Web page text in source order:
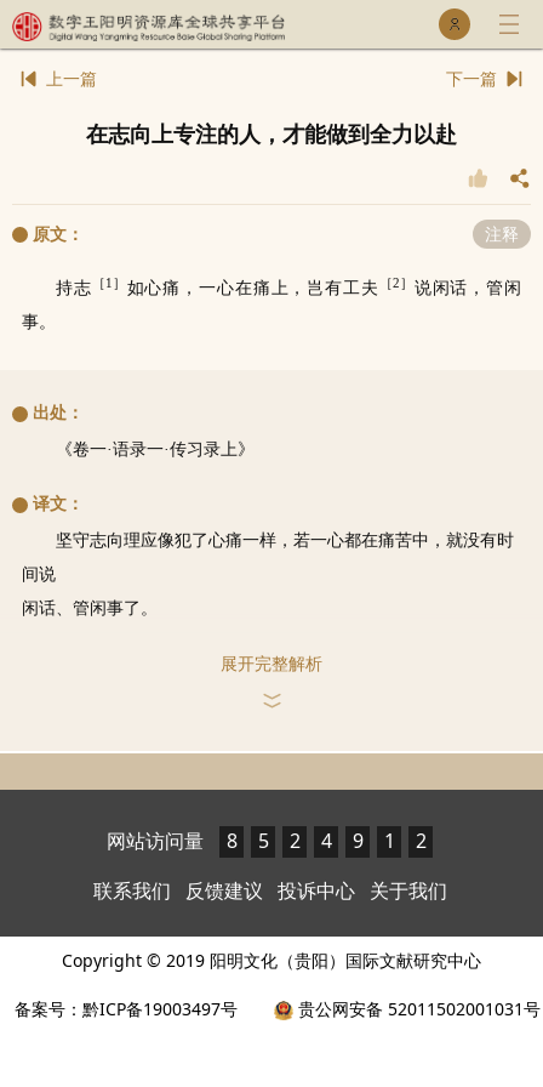
乐童库
专家库
在志向上专注的人，才能做到全力以赴
原文： 注释
持志 ［1］ 如心痛，一心在痛上，岂有工夫 ［2］
说闲话，管闲
事。
出处：
《卷一·语录一·传习录上》
译文：
坚守志向理应像犯了心痛一样，若一心都在痛苦中，就没有时
间说
闲话、管闲事了。
志向于个人而言，可以是普通的，也可以是远大的，但无论
都在痛苦中，就没有时间说闲话、管闲事了。”即坚守志向要专
食，乐以忘忧，不知老之将至”。春秋时期，孔子带领弟子周游
人，叶公向子路询问，但子路一时不知该如何回答，选择保持沉
展开完整解析
网站访问量 8 5 2 4 9 1
2
联系我们
反馈建议 投诉中心 关于我们
Copyright © 2019 阳明文化（贵阳）国际文献研究中心
备案号：黔ICP备19003497号 贵公网安备 52011502001031号